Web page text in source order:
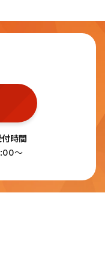
時間
～